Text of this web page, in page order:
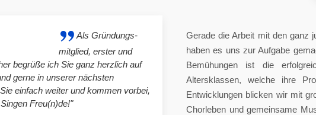
Als Gründungs-
mitglied, erster und
begrüße ich Sie ganz herzlich auf
gerne in unserer nächsten
einfach weiter und kommen vorbei,
Freu(n)de!"
Gerade die Arbeit mit den ganz
haben es uns zur Aufgabe
Bemühungen ist die
Altersklassen, welche ihre
Entwicklungen blicken wir mit
Chorleben und gemeinsame